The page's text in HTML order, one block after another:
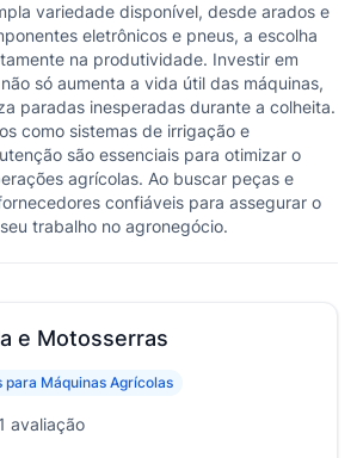
variedade disponível, desde arados e
eletrônicos e pneus, a escolha
na produtividade. Investir em
só aumenta a vida útil das máquinas,
paradas inesperadas durante a colheita.
como sistemas de irrigação e
são essenciais para otimizar o
agrícolas. Ao buscar peças e
confiáveis para assegurar o
trabalho no agronegócio.
e Motosserras
para Máquinas Agrícolas
1 avaliação